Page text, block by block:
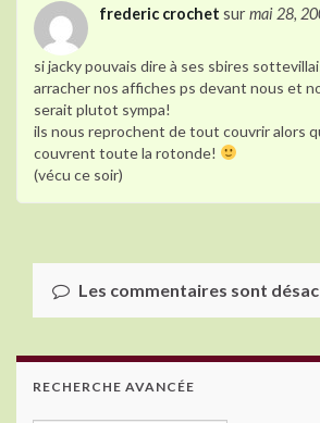
frederic crochet sur mai 28,
si jacky pouvais dire à ses sbires
arracher nos affiches ps devant nous et
serait plutot sympa!
ils nous reprochent de tout couvrir alors
couvrent toute la rotonde!
(vécu ce soir)
Les commentaires sont
RECHERCHE AVANCÉE